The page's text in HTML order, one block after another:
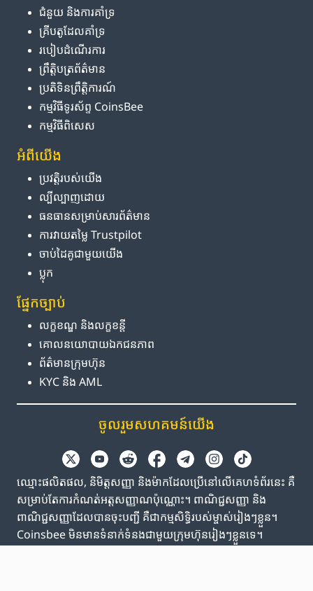
ជំនួយ និង​ការ​គាំទ្រ
គ្រីបតូ​ដែល​គាំទ្រ
របៀប​ដំណើរការ
ព្រឹត្តិបត្រ​ព័ត៌មាន
ប្រតិទិន​ព្រឹត្តិការណ៍
កម្មវិធី​ទូរស័ព្ទ CoinsBee
កម្មវិធីពិសេស
អំពី​យើង
ប្រវត្តិ​របស់​យើង
ល្បីល្បាញ​ដោយ
ធនធាន​សម្រាប់​សារព័ត៌មាន
ការ​វាយតម្លៃ Trustpilot
ចាប់ដៃគូ​ជាមួយ​យើង
ប្លុក
ផ្នែក​ច្បាប់
លក្ខខណ្ឌ និង​លក្ខខន្តី
គោលនយោបាយ​ឯកជនភាព
ព័ត៌មាន​ក្រុមហ៊ុន
KYC និង AML
ចូលរួម​សហគមន៍​យើង
ឈ្មោះផលិតផល, និមិត្តសញ្ញា និងម៉ាកដែលប្រើនៅលើគេហទំព័រនេះ គឺ
សម្រាប់តែការកំណត់អត្តសញ្ញាណប៉ុណ្ណោះ។ ពាណិជ្ជសញ្ញា និង
ពាណិជ្ជសញ្ញាដែលបានចុះបញ្ជី គឺជាកម្មសិទ្ធិរបស់ម្ចាស់រៀងៗខ្លួន។
Coinsbee មិនមានទំនាក់ទំនងជាមួយក្រុមហ៊ុនរៀងៗខ្លួនទេ។